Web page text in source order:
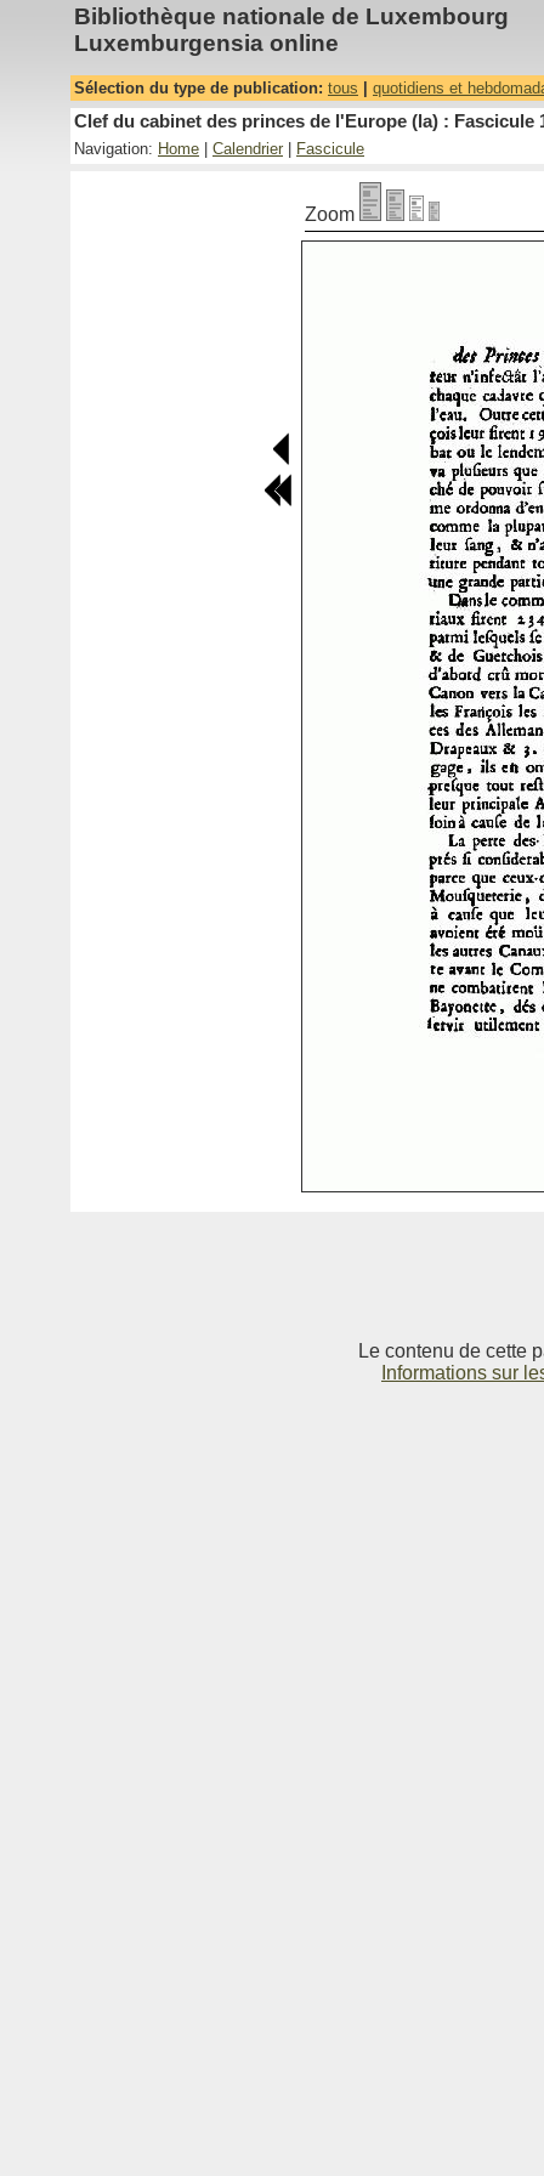
Bibliothèque nationale de Luxembourg
Luxemburgensia online
Sélection du type de publication: tous quotidiens et
Clef du cabinet des princes de l'Europe (la) : Fascicule
Navigation: Home Calendrier Fascicule
Zoom
Le contenu de cette
Informations sur